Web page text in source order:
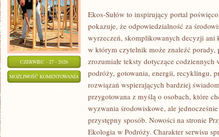
CZERWIEC - 27 - 2026
MOŻLIWOŚĆ KOMENTOWANIA ZIELONA
ENERGIA
Ekos-Sułów to inspirujący portal
pokazuje, że odpowiedzialność za
wyrzeczeń, skomplikowanych decyzji ani
w którym czytelnik może znaleźć porady,
zrozumiałe teksty dotyczące
podróży, gotowania, energii, recyklingu,
rozwiązań wspierających bardziej
przygotowana z myślą o osobach, które
wyzwania środowiskowe, ale
przystępny sposób. Nowości na stronie
Ekologia w Podróży. Charakter serwisu